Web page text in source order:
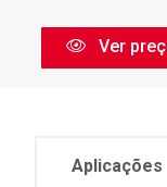
Ver
Aplicações